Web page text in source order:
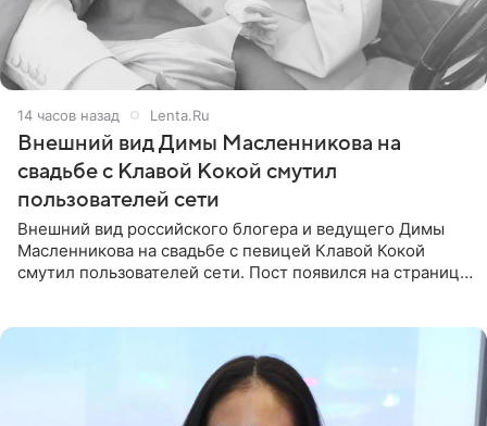
14 часов назад Lenta.Ru
Внешний вид Димы Масленникова на
свадьбе с Клавой Кокой смутил
пользователей сети
Внешний вид российского блогера и ведущего Димы
Масленникова на свадьбе с певицей Клавой Кокой
смутил пользователей сети. Пост появился на странице